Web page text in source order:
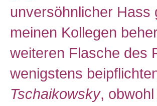
unversöhnlicher Hass
meinen Kollegen
weiteren Flasche des
wenigstens
Tschaikowsky,